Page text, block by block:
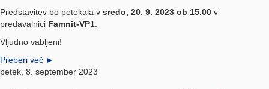
Predstavitev bo potekala v sredo, 20. 9. 2023 ob 15.00 v
predavalnici Famnit-VP1
Vljudno vabljeni!
Preberi več ►
petek, 8. september 2023